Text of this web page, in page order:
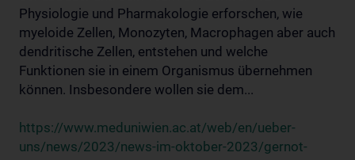
Physiologie und Pharmakologie erforschen, wie
myeloide Zellen, Monozyten, Macrophagen aber auch
dendritische Zellen, entstehen und welche
Funktionen sie in einem Organismus übernehmen
können. Insbesondere wollen sie dem...
https://www.meduniwien.ac.at/web/en/ueber-
uns/news/2023/news-im-oktober-2023/gernot-